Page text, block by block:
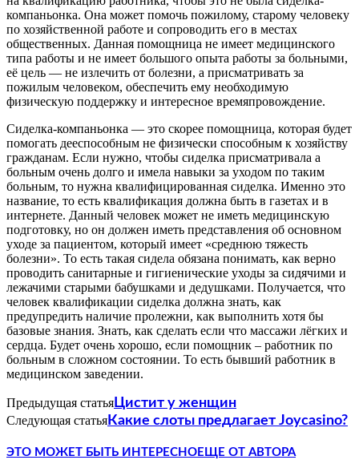
компаньонка. Она может помочь пожилому, старому человеку
по хозяйственной работе и сопроводить его в местах
общественных. Данная помощница не имеет медицинского
типа работы и не имеет большого опыта работы за больными,
её цель — не излечить от болезни, а присматривать за
пожилым человеком, обеспечить ему необходимую
физическую поддержку и интересное времяпровождение.
Сиделка-компаньонка — это скорее помощница, которая будет
помогать дееспособным не физически способным к хозяйству
гражданам. Если нужно, чтобы сиделка присматривала а
больным очень долго и имела навыки за уходом по таким
больным, то нужна квалифицированная сиделка. Именно это
название, то есть квалификация должна быть в газетах и в
интернете. Данный человек может не иметь медицинскую
подготовку, но он должен иметь представления об основном
уходе за пациентом, который имеет «среднюю тяжесть
болезни». То есть такая сидела обязана понимать, как верно
проводить санитарные и гигиенические уходы за сидячими и
лежачими старыми бабушками и дедушками. Получается, что
человек квалификации сиделка должна знать, как
предупредить наличие пролежни, как выполнить хотя бы
базовые знания. Знать, как сделать если что массажи лёгких и
сердца. Будет очень хорошо, если помощник – работник по
больным в сложном состоянии. То есть бывший работник в
медицинском заведении.
Предыдущая статьяЦистит у женщин
Следующая статьяКакие слоты предлагает Joycasino?
ЭТО МОЖЕТ БЫТЬ ИНТЕРЕСНО ЕЩЕ ОТ АВТОРА